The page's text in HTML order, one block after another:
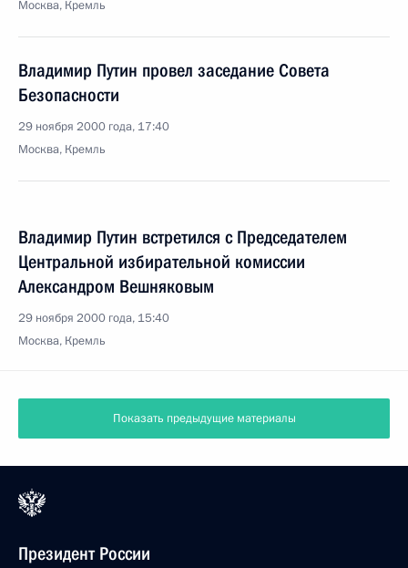
Москва, Кремль
Владимир Путин провел заседание Совета
Безопасности
29 ноября 2000 года, 17:40
Москва, Кремль
Владимир Путин встретился с Председателем
Центральной избирательной комиссии
Александром Вешняковым
29 ноября 2000 года, 15:40
Москва, Кремль
Показать предыдущие материалы
Президент России